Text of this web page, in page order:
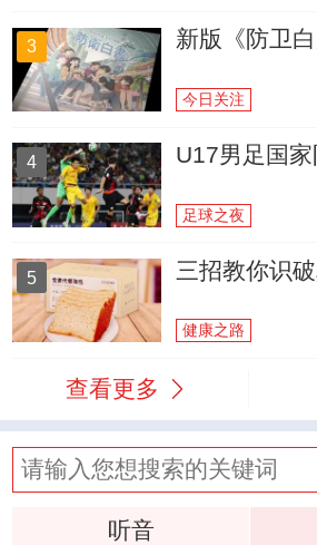
3 新版《防卫
今日关注
4 U17男足国
足球之夜
5 三招教你识
健康之路
查看更多
听音